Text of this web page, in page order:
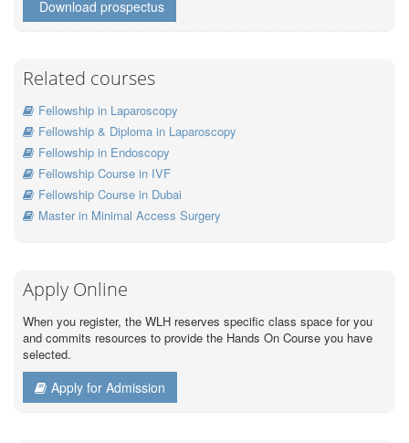
Download prospectus
Related courses
Fellowship in Laparoscopy
Fellowship & Diploma in Laparoscopy
Fellowship in Endoscopy
Fellowship Course in IVF
Fellowship Course in Dubai
Master in Minimal Access Surgery
Apply Online
When you register, the WLH reserves specific class space for you
and commits resources to provide the Hands On Course you have
selected.
Apply for Admission